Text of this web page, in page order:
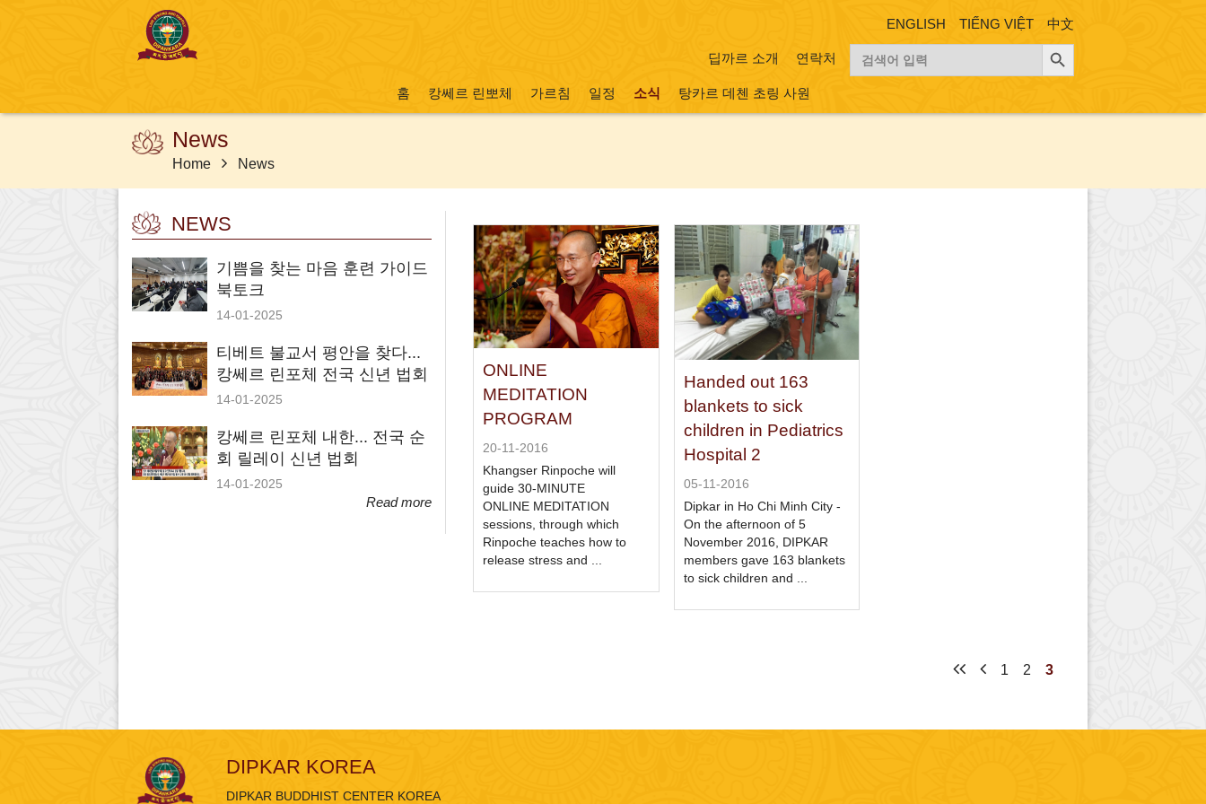
ENGLISH TIẾNG VIỆT 中文
색:
검색 버튼
딥까르 소개 연락처
홈 캉쎄르 린뽀체 가르침 일정 소식 탕카르 데첸 초링 사원
News
Home News
ONLINE
MEDITATION
PROGRAM
20-11-2016
Khangser Rinpoche will
guide 30-MINUTE
ONLINE MEDITATION
sessions, through which
Rinpoche teaches how to
release stress and ...
Handed out 163
blankets to sick
children in Pediatrics
Hospital 2
05-11-2016
Dipkar in Ho Chi Minh City -
On the afternoon of 5
November 2016, DIPKAR
members gave 163 blankets
to sick children and ...
1 2 3
NEWS
기쁨을 찾는 마음 훈련 가이드
북토크
14-01-2025
티베트 불교서 평안을 찾다...
캉쎄르 린포체 전국 신년 법회
14-01-2025
캉쎄르 린포체 내한... 전국 순
회 릴레이 신년 법회
14-01-2025
Read more
DIPKAR KOREA
DIPKAR BUDDHIST CENTER KOREA